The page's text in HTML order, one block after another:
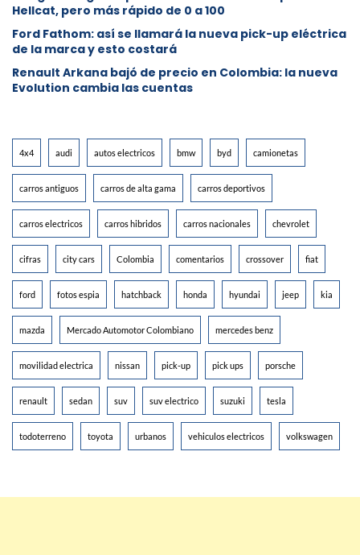
Hellcat, pero más rápido de 0 a 100
Ford Fathom: así se llamará la nueva pick-up eléctrica
de la marca y esto costará
Renault Arkana bajó de precio en Colombia: la nueva
Evolution cambia las cuentas
4x4 audi autos electricos bmw byd camionetas
carros antiguos carros de alta gama carros deportivos
carros electricos carros hibridos carros nacionales chevrolet
cifras city cars Colombia comentarios crossover fiat
ford fotos espia hatchback honda hyundai jeep kia
mazda Mercado Automotor Colombiano mercedes benz
movilidad electrica nissan pick-up pick ups porsche
renault sedan suv suv electrico suzuki tesla
todoterreno toyota urbanos vehiculos electricos volkswagen